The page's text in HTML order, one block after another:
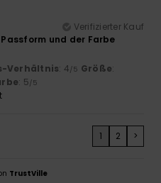
Verifizierter Kauf
und der Farbe
Verhältnis: 4/5 Größe:
: 5/5
1 2 >
TrustVille